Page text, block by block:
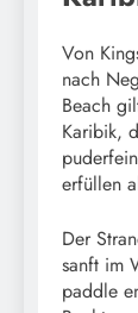
Von
nach
Beach
Karibik,
erfüllen
Der
sanft im
paddle